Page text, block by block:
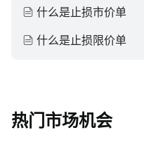
什么是止损市价单
什么是止损限价单
热门市场机会